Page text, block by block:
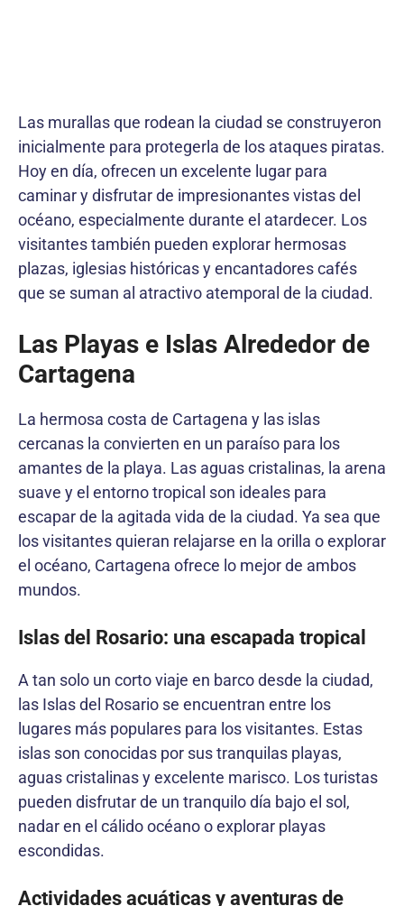
Las murallas que rodean la ciudad se construyeron
inicialmente para protegerla de los ataques piratas.
Hoy en día, ofrecen un excelente lugar para
caminar y disfrutar de impresionantes vistas del
océano, especialmente durante el atardecer. Los
visitantes también pueden explorar hermosas
plazas, iglesias históricas y encantadores cafés
que se suman al atractivo atemporal de la ciudad.
Las Playas e Islas Alrededor de
Cartagena
La hermosa costa de Cartagena y las islas
cercanas la convierten en un paraíso para los
amantes de la playa. Las aguas cristalinas, la arena
suave y el entorno tropical son ideales para
escapar de la agitada vida de la ciudad. Ya sea que
los visitantes quieran relajarse en la orilla o explorar
el océano, Cartagena ofrece lo mejor de ambos
mundos.
Islas del Rosario: una escapada tropical
A tan solo un corto viaje en barco desde la ciudad,
las Islas del Rosario se encuentran entre los
lugares más populares para los visitantes. Estas
islas son conocidas por sus tranquilas playas,
aguas cristalinas y excelente marisco. Los turistas
pueden disfrutar de un tranquilo día bajo el sol,
nadar en el cálido océano o explorar playas
escondidas.
Actividades acuáticas y aventuras de